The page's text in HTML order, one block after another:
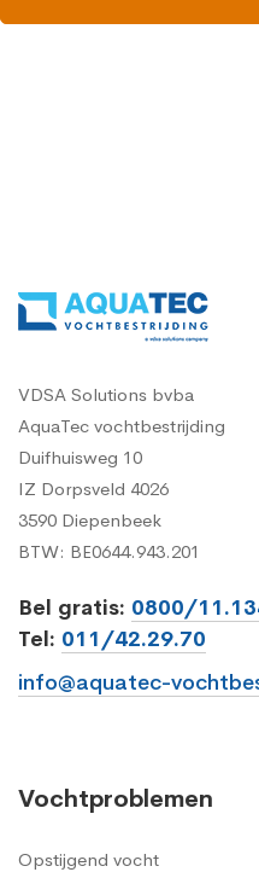
VDSA Solutions bvba
AquaTec vochtbestrijding
Duifhuisweg 10
IZ Dorpsveld 4026
3590 Diepenbeek
BTW: BE0644.943.201
Bel gratis: 0800/
Tel: 011/42.29.70
info@aquatec-
Vochtproblemen
Opstijgend vocht